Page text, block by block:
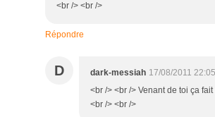
<br /> <br />
Répondre
D dark-messiah 17/08/2011 22:05
<br /> <br /> Venant de toi ça
<br /> <br />